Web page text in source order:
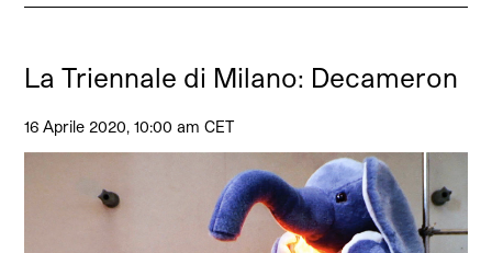
La Triennale di Milano: Decameron
16 Aprile 2020, 10:00 am CET